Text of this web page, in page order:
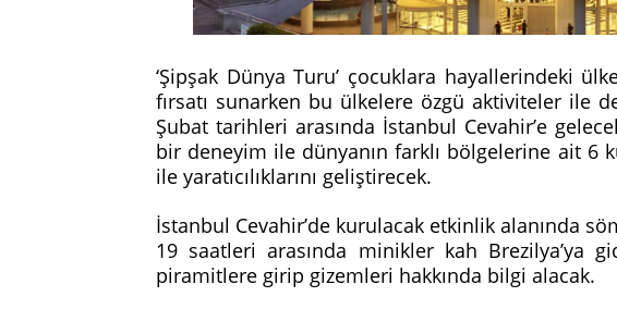
‘Şipşak Dünya Turu’ çocuklara hayallerindeki
fırsatı sunarken bu ülkelere özgü aktiviteler ile
Şubat tarihleri arasında İstanbul Cevahir’e
bir deneyim ile dünyanın farklı bölgelerine ait 6
ile yaratıcılıklarını geliştirecek.
İstanbul Cevahir’de kurulacak etkinlik alanında
19 saatleri arasında minikler kah Brezilya’ya
piramitlere girip gizemleri hakkında bilgi alacak.